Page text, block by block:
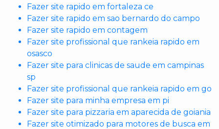
Fazer site rapido em fortaleza ce
Fazer site rapido em sao bernardo do campo
Fazer site rapido em contagem
Fazer site profissional que rankeia rapido em
osasco
Fazer site para clinicas de saude em campinas
sp
Fazer site profissional que rankeia rapido em go
Fazer site para minha empresa em pi
Fazer site para pizzaria em aparecida de goiania
Fazer site otimizado para motores de busca em